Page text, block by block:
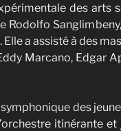
des arts
Rodolfo
a assisté à des
Marcano, Edgar
des
itinérante